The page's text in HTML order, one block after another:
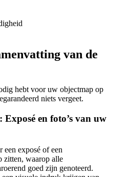
van de
hebt voor uw objectmap op
niets vergeet.
Exposé en foto’s van uw
een exposé of een
zitten, waarop alle
goed zijn genoteerd.